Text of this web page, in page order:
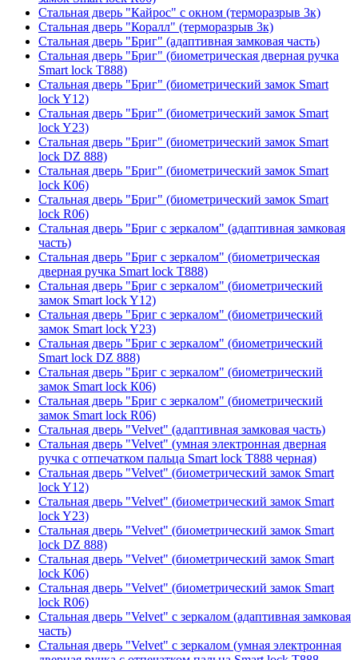
Стальная дверь "Кайрос" с окном (терморазрыв 3к)
Стальная дверь "Коралл" (терморазрыв 3к)
Стальная дверь "Бриг" (адаптивная замковая часть)
Стальная дверь "Бриг" (биометрическая дверная ручка
Smart lock T888)
Стальная дверь "Бриг" (биометрический замок Smart
lock Y12)
Стальная дверь "Бриг" (биометрический замок Smart
lock Y23)
Стальная дверь "Бриг" (биометрический замок Smart
lock DZ 888)
Стальная дверь "Бриг" (биометрический замок Smart
lock К06)
Стальная дверь "Бриг" (биометрический замок Smart
lock R06)
Стальная дверь "Бриг с зеркалом" (адаптивная замковая
часть)
Стальная дверь "Бриг с зеркалом" (биометрическая
дверная ручка Smart lock T888)
Стальная дверь "Бриг с зеркалом" (биометрический
замок Smart lock Y12)
Стальная дверь "Бриг с зеркалом" (биометрический
замок Smart lock Y23)
Стальная дверь "Бриг с зеркалом" (биометрический
Smart lock DZ 888)
Стальная дверь "Бриг с зеркалом" (биометрический
замок Smart lock К06)
Стальная дверь "Бриг с зеркалом" (биометрический
замок Smart lock R06)
Стальная дверь "Velvet" (адаптивная замковая часть)
Стальная дверь "Velvet" (умная электронная дверная
ручка с отпечатком пальца Smart lock T888 черная)
Стальная дверь "Velvet" (биометрический замок Smart
lock Y12)
Стальная дверь "Velvet" (биометрический замок Smart
lock Y23)
Стальная дверь "Velvet" (биометрический замок Smart
lock DZ 888)
Стальная дверь "Velvet" (биометрический замок Smart
lock К06)
Стальная дверь "Velvet" (биометрический замок Smart
lock R06)
Стальная дверь "Velvet" с зеркалом (адаптивная замковая
часть)
Стальная дверь "Velvet" с зеркалом (умная электронная